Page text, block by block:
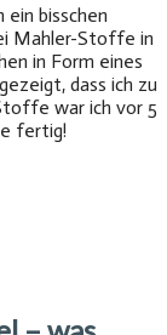
ein bisschen
Mahler-Stoffe in
in Form eines
dass ich zu
war ich vor 5
fertig!